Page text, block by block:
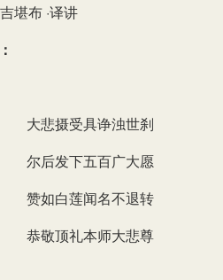
堪布 ·译讲
大悲摄受具诤浊世刹
尔后发下五百广大愿
赞如白莲闻名不退转
恭敬顶礼本师大悲尊